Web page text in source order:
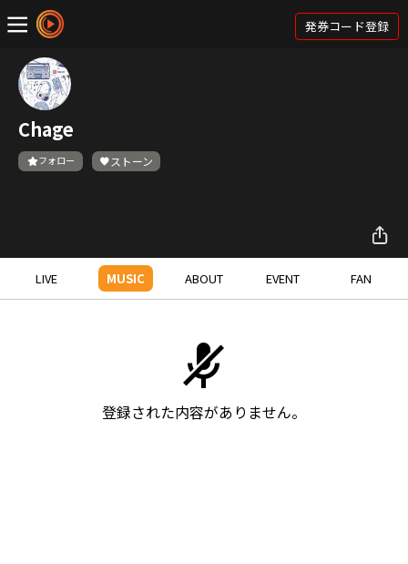
発券コード登録
Chage
フォロー ストーン
LIVE MUSIC ABOUT EVENT FAN
登録された内容がありません。